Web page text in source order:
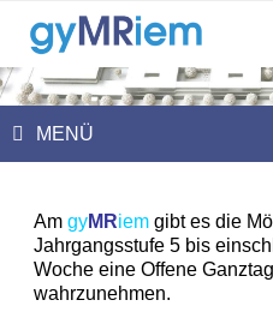
Inhalt
springen
MENÜ
Am gyMRiemgibt es die
Jahrgangsstufe 5 bis
Woche eine Offene
wahrzunehmen.